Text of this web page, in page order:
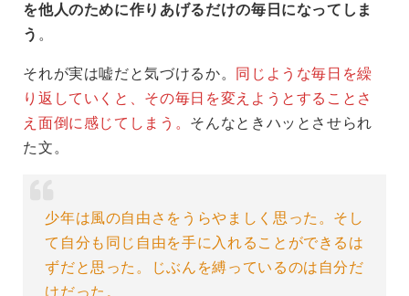
を他人のために作りあげるだけの毎日になってしま
う 。
それが実は嘘だと気づけるか。
同じような毎日を繰
り返していくと、その毎日を変えようとすることさ
え面倒に感じてしまう。 そんなときハッとさせられ
た文。
少年は風の自由さをうらやましく思った。そし
て自分も同じ自由を手に入れることができるは
ずだと思った。じぶんを縛っているのは自分だ
けだった。